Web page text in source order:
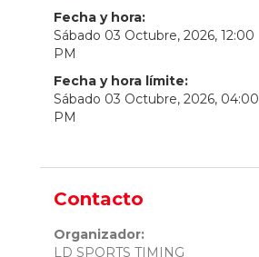
Fecha y hora:
Sábado 03 Octubre, 2026, 12:00
PM
Fecha y hora límite:
Sábado 03 Octubre, 2026, 04:00
PM
Contacto
Organizador:
LD SPORTS TIMING